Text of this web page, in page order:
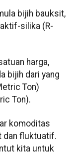
bijih bauksit,
silika (R-
harga,
bijih dari yang
Ton)
Ton).
komoditas
dan fluktuatif.
kita untuk